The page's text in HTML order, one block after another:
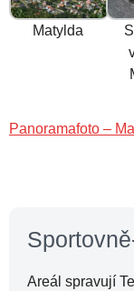
Matylda
Panoramafoto –
Areál spravují